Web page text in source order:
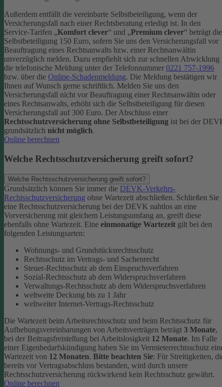
Außerdem entfällt die vereinbarte Selbstbeteiligung, wenn der
Versicherungsfall nach einer Rechtsberatung erledigt ist. In den
Service-Tarifen „Komfort clever“ und „Premium clever“ beträgt die
Selbstbeteiligung 150 Euro, sofern Sie uns den Versicherungsfall vor
Beauftragung eines Rechtsanwalts bzw. einer Rechtsanwältin
unverzüglich melden. Dazu empfiehlt sich zur schnellen Abwicklung
die telefonische Meldung unter der Telefonnummer 0221 757-1996
bzw. über die Online-Schadenmeldung. Die Meldung bestätigen wir
Ihnen auf Wunsch gerne schriftlich. Melden Sie uns den
Versicherungsfall nicht vor Beauftragung einer Rechtsanwältin oder
eines Rechtsanwalts, erhöht sich die Selbstbeteiligung für diesen
Versicherungsfall auf 300 Euro. Der Abschluss einer
Rechtsschutzversicherung ohne Selbstbeteiligung ist bei der
grundsätzlich nicht möglich.
Online berechnen
Welche Rechtsschutzversicherung greift sofort?
Welche Rechtsschutzversicherung greift sofort?
Grundsätzlich können Sie immer die DEVK-Verkehrs-
Rechtsschutzversicherung ohne Wartezeit abschließen. Schließen Sie
eine Rechtsschutzversicherung bei der DEVK nahtlos an eine
Vorversicherung mit gleichem Leistungsumfang an, greift diese
ebenfalls ohne Wartezeit. Eine einmonatige Wartezeit gilt bei den
folgenden Leistungsarten:
Wohnungs- und Grundstücksrechtsschutz
Rechtsschutz im Vertrags- und Sachenrecht
Steuer-Rechtsschutz ab dem Einspruchsverfahren
Sozial-Rechtsschutz ab dem Widerspruchsverfahren
Verwaltungs-Rechtsschutz ab dem Widerspruchsverfahren
weltweite Deckung bis zu 1 Jahr
weltweiter Internet-Vertrags-Rechtsschutz
Die Wartezeit beim Arbeitsrechtsschutz und beim Rechtsschutz für
Aufhebungsvereinbarungen von Arbeitsverträgen beträgt 3 Monate,
bei der Beitragsfreistellung bei Arbeitslosigkeit 12 Monate. Im Falle
einer Eigenbedarfskündigung haben Sie im Vermieterrechtsschutz
Wartezeit von 12 Monaten. Bitte beachten Sie: Für Streitigkeiten,
bereits vor Vertragsabschluss bestanden, wird durch unsere
Rechtsschutzversicherung rückwirkend kein Rechtsschutz gewährt.
Online berechnen